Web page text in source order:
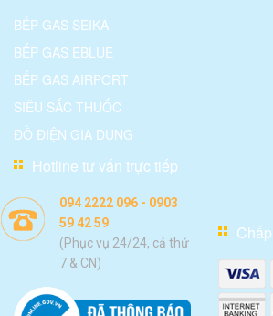
BẾP GAS SEIKA
BẾP GAS EBLUE
BẾP GAS AIRPORT
SIÊU SẮC THUỐC
ĐỒ ĐIỆN GIA DỤNG
Hotline tư vấn trực tiếp
094 2222 096 - 0903
59 42 59
(Phục vụ 24/24, cả thứ
7 & CN)